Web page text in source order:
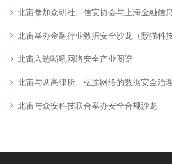
北宙参加众研社、信安协会与上海金融信息行业协会主办的DSO/DSA沙龙分
北宙举办金融行业数据安全沙龙（薮猫科技赞
北宙入选嘶吼网络安全产业图谱
北宙与两高律所、弘连网络的数据安全治理战略合
北宙与众安科技联合举办安全合规沙龙